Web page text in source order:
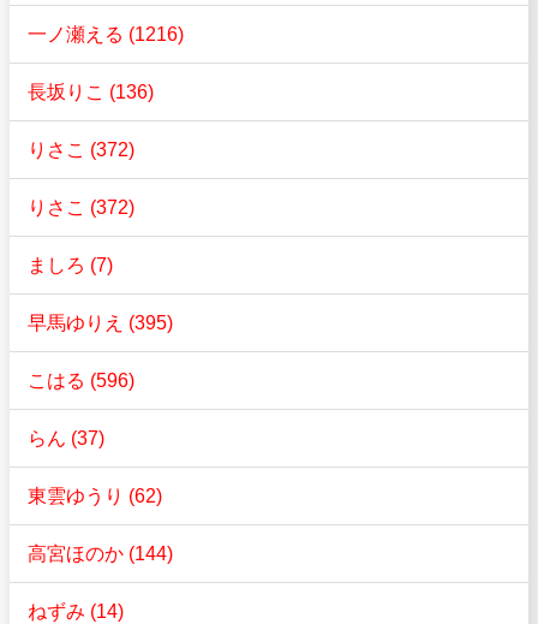
一ノ瀬える (1216)
長坂りこ (136)
りさこ (372)
りさこ (372)
ましろ (7)
早馬ゆりえ (395)
こはる (596)
らん (37)
東雲ゆうり (62)
高宮ほのか (144)
ねずみ (14)